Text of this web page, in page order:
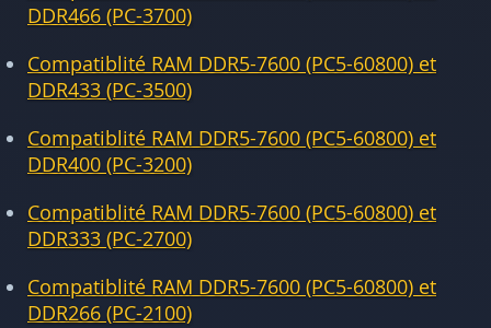
DDR466 (PC-3700)
Compatiblité RAM DDR5-7600 (PC5-60800) et
DDR433 (PC-3500)
Compatiblité RAM DDR5-7600 (PC5-60800) et
DDR400 (PC-3200)
Compatiblité RAM DDR5-7600 (PC5-60800) et
DDR333 (PC-2700)
Compatiblité RAM DDR5-7600 (PC5-60800) et
DDR266 (PC-2100)